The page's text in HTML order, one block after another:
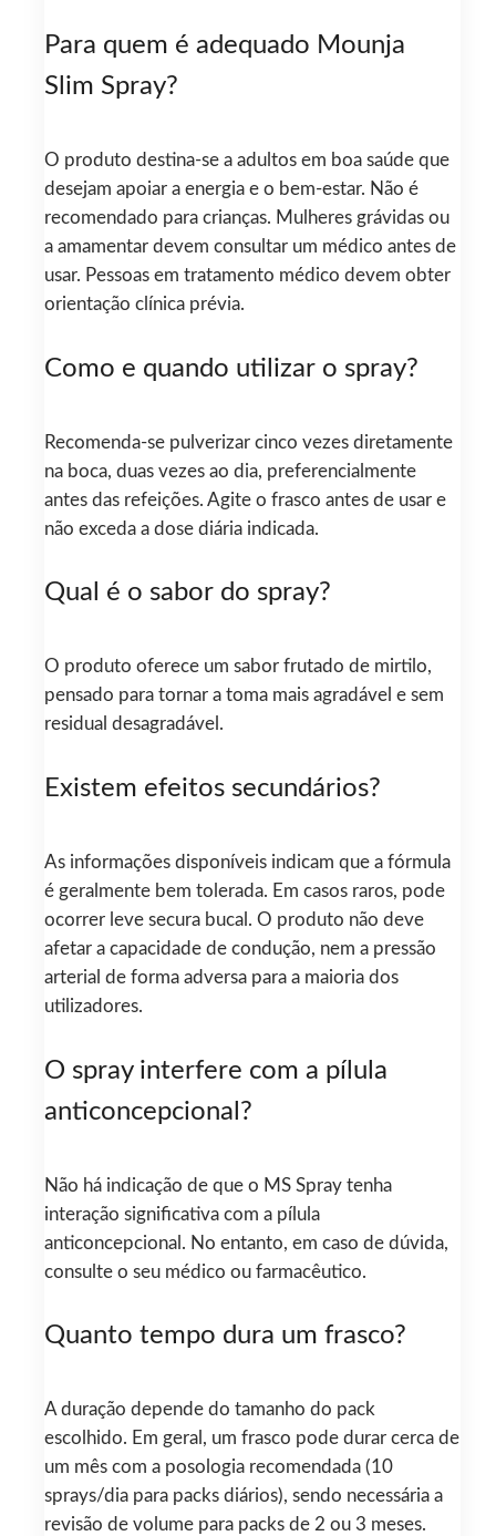
Para quem é adequado Mounja
Slim Spray?
O produto destina-se a adultos em boa saúde que
desejam apoiar a energia e o bem-estar. Não é
recomendado para crianças. Mulheres grávidas ou
a amamentar devem consultar um médico antes de
usar. Pessoas em tratamento médico devem obter
orientação clínica prévia.
Como e quando utilizar o spray?
Recomenda-se pulverizar cinco vezes diretamente
na boca, duas vezes ao dia, preferencialmente
antes das refeições. Agite o frasco antes de usar e
não exceda a dose diária indicada.
Qual é o sabor do spray?
O produto oferece um sabor frutado de mirtilo,
pensado para tornar a toma mais agradável e sem
residual desagradável.
Existem efeitos secundários?
As informações disponíveis indicam que a fórmula
é geralmente bem tolerada. Em casos raros, pode
ocorrer leve secura bucal. O produto não deve
afetar a capacidade de condução, nem a pressão
arterial de forma adversa para a maioria dos
utilizadores.
O spray interfere com a pílula
anticoncepcional?
Não há indicação de que o MS Spray tenha
interação significativa com a pílula
anticoncepcional. No entanto, em caso de dúvida,
consulte o seu médico ou farmacêutico.
Quanto tempo dura um frasco?
A duração depende do tamanho do pack
escolhido. Em geral, um frasco pode durar cerca de
um mês com a posologia recomendada (10
sprays/dia para packs diários), sendo necessária a
revisão de volume para packs de 2 ou 3 meses.